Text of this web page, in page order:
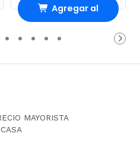
Agregar al
Carro
MAYORISTA